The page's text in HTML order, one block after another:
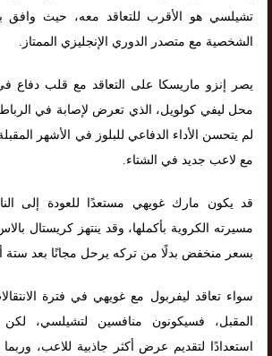
تشيلسي هو الأقرب للتعاقد معه، حيث وافق
الشخصية مع متصدر الدوري الإنجليزي الممتاز.
يصر إنزو ماريسكا على التعاقد مع قلب دفاع
محل ليفي كولويل، الذي تعرض لإصابة في الرباط
لم يتحسن الأداء الدفاعي للبلوز في الأشهر
مع لاعب جديد في الشتاء.
قد يكون مارك غويهي مستعدًا للعودة إلى
مسيرته الكروية بأكملها، وقد ينتهز كريستال
بسعر منخفض بدلًا من تركه يرحل مجانًا بعد ستة
سواء تعاقد ليفربول مع غويهي في فترة
المقبل، فسيكونون منافسين لتشيلسي، لكن
استعدادًا لتقديم عرض أكثر جاذبية للاعب،